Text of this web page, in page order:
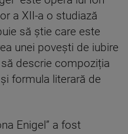
a XII-a o studiază
să știe care este
unei povești de iubire
descrie compoziția
formula literară de
Enigel” a fost